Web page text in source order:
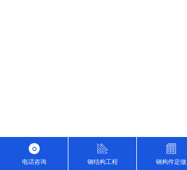
电话咨询 钢结构工程 钢构件定做